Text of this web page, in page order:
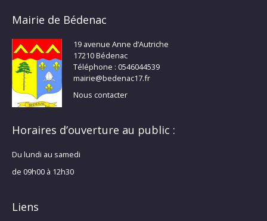
Mairie de Bédenac
19 avenue Anne d’Autriche
17210 Bédenac
Téléphone : 0546044539
mairie@bedenac17.fr
Nous contacter
Horaires d’ouverture au public :
Du lundi au samedi
de 09h00 à 12h30
Liens